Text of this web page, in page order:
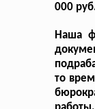
000
Наша
то